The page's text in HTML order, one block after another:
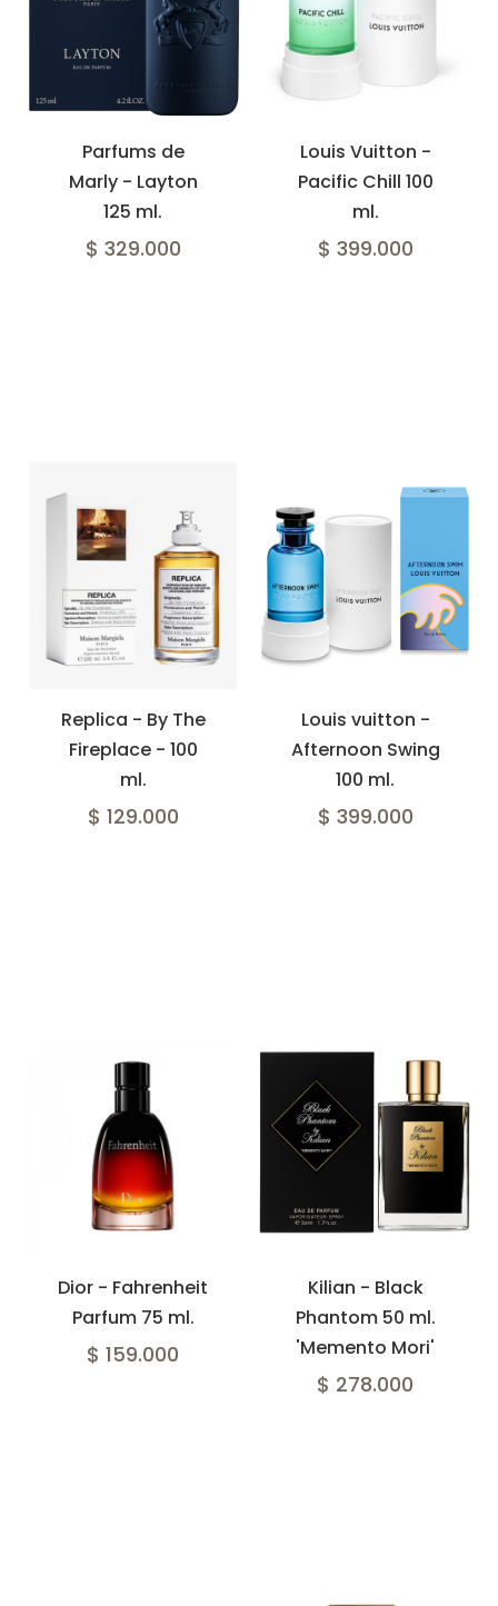
Parfums de
Marly - Layton
125 ml.
$ 329.000
Louis Vuitton -
Pacific Chill 100
ml.
$ 399.000
Replica - By The
Fireplace - 100
ml.
$ 129.000
Louis vuitton -
Afternoon Swing
100 ml.
$ 399.000
Dior - Fahrenheit
Parfum 75 ml.
$ 159.000
Kilian - Black
Phantom 50 ml.
'Memento Mori'
$ 278.000